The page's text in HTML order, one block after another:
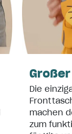
Die
machen
zum